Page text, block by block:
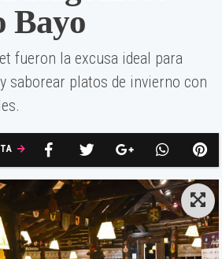
Bayo
fueron la excusa ideal para
saborear platos de invierno con